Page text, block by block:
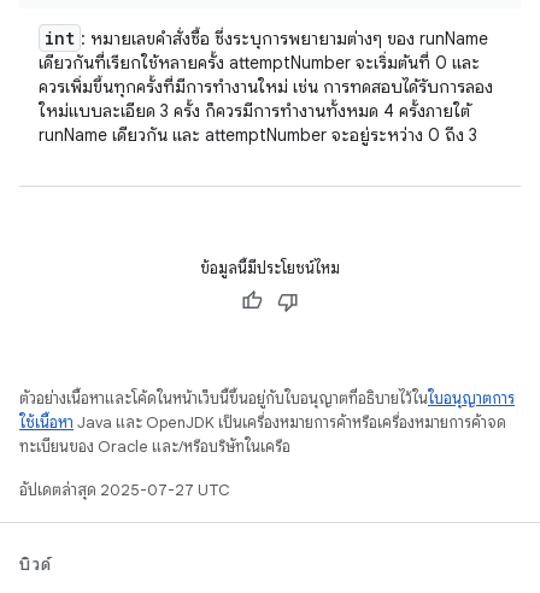
int : หมายเลขคำสั่งซื้อ ซึ่งระบุการพยายามต่างๆ ของ runName
เดียวกันที่เรียกใช้หลายครั้ง attemptNumber จะเริ่มต้นที่ 0 และ
ควรเพิ่มขึ้นทุกครั้งที่มีการทำงานใหม่ เช่น การทดสอบได้รับการลอง
ใหม่แบบละเอียด 3 ครั้ง ก็ควรมีการทำงานทั้งหมด 4 ครั้งภายใต้
runName เดียวกัน และ attemptNumber จะอยู่ระหว่าง 0 ถึง 3
ข้อมูลนี้มีประโยชน์ไหม
ตัวอย่างเนื้อหาและโค้ดในหน้าเว็บนี้ขึ้นอยู่กับใบอนุญาตที่อธิบายไว้ในใบอนุญาตการ
ใช้เนื้อหา Java และ OpenJDK เป็นเครื่องหมายการค้าหรือเครื่องหมายการค้าจด
ทะเบียนของ Oracle และ/หรือบริษัทในเครือ
อัปเดตล่าสุด 2025-07-27 UTC
บิวด์